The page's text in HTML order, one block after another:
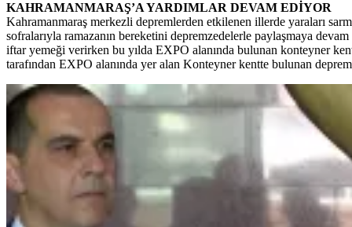
KAHRAMANMARAŞ’A YARDIMLAR DEVAM EDİYOR
Kahramanmaraş merkezli depremlerden etkilenen illerde yaraları
sofralarıyla ramazanın bereketini depremzedelerle paylaşmaya
iftar yemeği verirken bu yılda EXPO alanında bulunan konteyner
tarafından EXPO alanında yer alan Konteyner kentte bulunan